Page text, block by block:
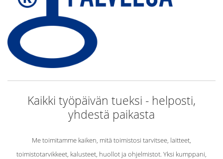
Kaikki työpäivän tueksi - helposti,
yhdestä paikasta
Me toimitamme kaiken, mitä toimistosi tarvitsee, laitteet,
toimistotarvikkeet, kalusteet, huollot ja ohjelmistot. Yksi kumppani,